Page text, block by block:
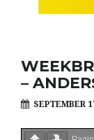
–
SEPTEMBER